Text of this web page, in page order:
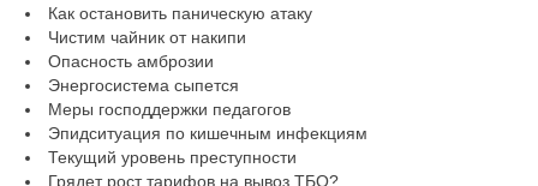
Как остановить паническую атаку
Чистим чайник от накипи
Опасность амброзии
Энергосистема сыпется
Меры господдержки педагогов
Эпидситуация по кишечным инфекциям
Текущий уровень преступности
Грядет рост тарифов на вывоз ТБО?